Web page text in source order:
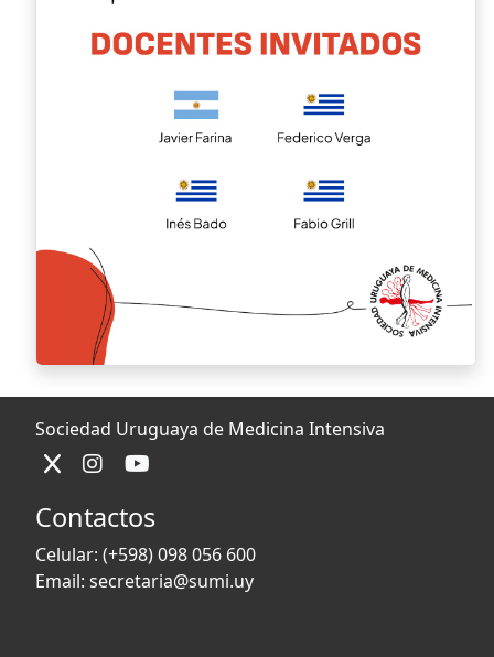
Sociedad Uruguaya de Medicina Intensiva
Contactos
Celular: (+598) 098 056 600
Email: secretaria@sumi.uy